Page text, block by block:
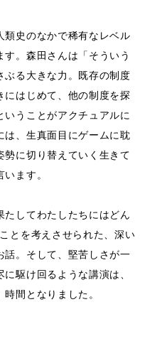
類史のなかで稀有なレベル
。森田さんは「そういう
ぶる大きな力。既存の制度
にはじめて、他の制度を探
いうことがアクチュアルに
は、生真面目にゲームに耽
勢に切り替えていく生きて
ます。
たしてわたしたちにはどん
とを考えさせられた、深い
話。そして、堅苦しさが一
駆け回るような講演は、
間となりました。